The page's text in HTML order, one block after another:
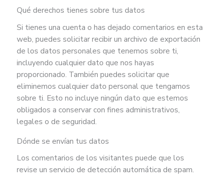
Qué derechos tienes sobre tus datos
Si tienes una cuenta o has dejado comentarios en esta
web, puedes solicitar recibir un archivo de exportación
de los datos personales que tenemos sobre ti,
incluyendo cualquier dato que nos hayas
proporcionado. También puedes solicitar que
eliminemos cualquier dato personal que tengamos
sobre ti. Esto no incluye ningún dato que estemos
obligados a conservar con fines administrativos,
legales o de seguridad.
Dónde se envían tus datos
Los comentarios de los visitantes puede que los
revise un servicio de detección automática de spam.